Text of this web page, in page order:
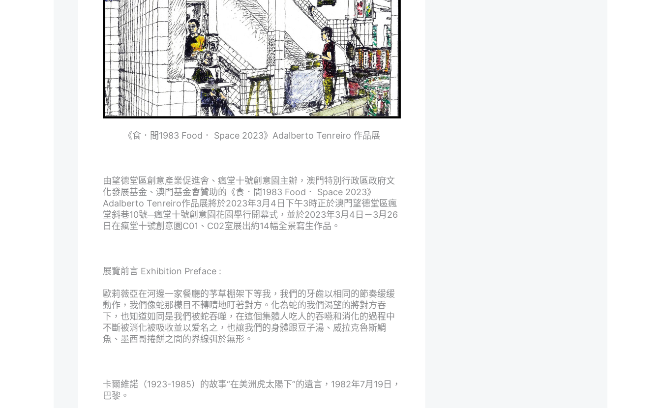
《食．間1983 Food． Space 2023》Adalberto Tenreiro 作品展
由望德堂區創意產業促進會、瘋堂十號創意園主辦，澳門特別行政區政府文
化發展基金、澳門基金會贊助的《食．間1983 Food． Space 2023》
Adalberto Tenreiro作品展將於2023年3月4日下午3時正於澳門望德堂區瘋
堂斜巷10號─瘋堂十號創意園花園舉行開幕式，並於2023年3月4日－3月26
日在瘋堂十號創意園C01、C02室展出約14幅全景寫生作品。
展覽前言 Exhibition Preface :
歐莉薇亞在河邊一家餐廳的芧草棚架下等我，我們的牙齒以相同的節奏缓缓
動作，我們像蛇那檬目不轉睛地盯著對方。化為蛇的我們渴望的將對方吞
下，也知道如同是我們被蛇吞噬，在這個集體人吃人的吞嚥和消化的過程中
不斷被消化被吸收並以爱名之，也讓我們的身體跟豆子湯、威拉克魯斯鯛
魚、墨西哥捲餅之間的界線弭於無形。
卡爾維諾（1923-1985）的故事“在美洲虎太陽下”的遺言，1982年7月19日，
巴黎。